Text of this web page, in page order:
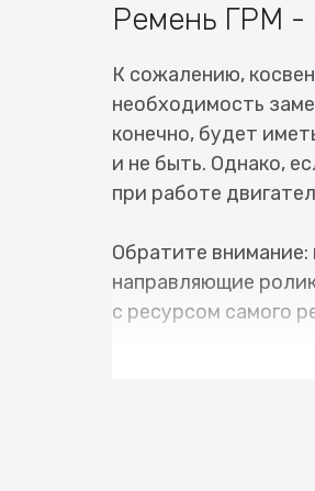
Ремень ГРМ -
К сожалению,
необходимость
конечно, будет
и не быть. Однако,
при работе
Обратите внимание:
направляющие
с ресурсом самого
ГРМ JAC M5 (Джак